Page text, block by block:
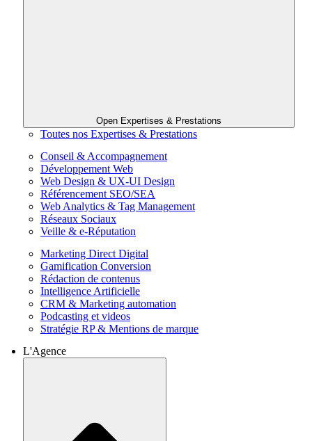
Open Expertises & Prestations
Toutes nos Expertises & Prestations
Conseil & Accompagnement
Développement Web
Web Design & UX-UI Design
Référencement SEO/SEA
Web Analytics & Tag Management
Réseaux Sociaux
Veille & e-Réputation
Marketing Direct Digital
Gamification Conversion
Rédaction de contenus
Intelligence Artificielle
CRM & Marketing automation
Podcasting et videos
Stratégie RP & Mentions de marque
L'Agence